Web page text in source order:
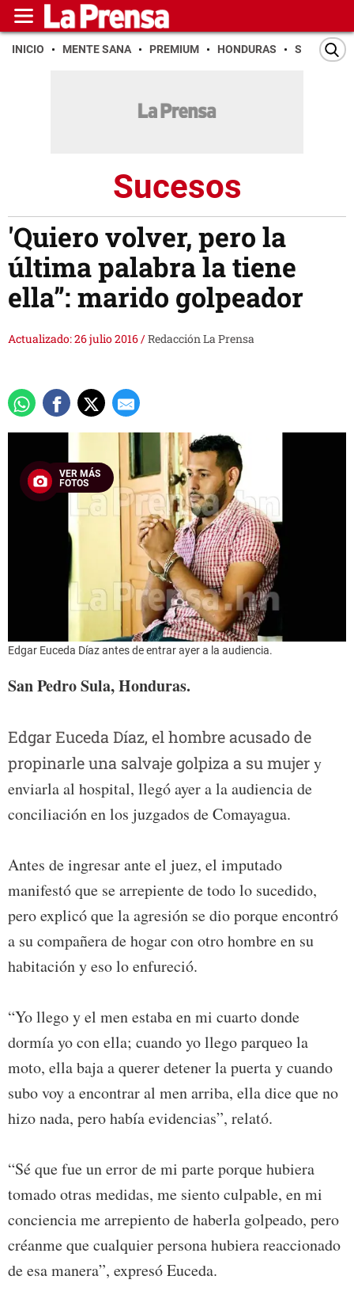
INICIO MENTE SANA PREMIUM HONDURAS SAN PEDRO
Sucesos
'Quiero volver, pero la
última palabra la tiene
ella”: marido golpeador
Actualizado: 26 julio 2016/Redacción La Prensa
VER MÁS
FOTOS
Edgar Euceda Díaz antes de entrar ayer a la audiencia.
San Pedro Sula, Honduras.
Edgar Euceda Díaz, el hombre acusado de
propinarle una salvaje golpiza a su mujery
enviarla al hospital, llegó ayer a la audiencia de
conciliación en los juzgados de Comayagua.
Antes de ingresar ante el juez, el imputado
manifestó que se arrepiente de todo lo sucedido,
pero explicó que la agresión se dio porque encontró
a su compañera de hogar con otro hombre en su
habitación y eso lo enfureció.
“Yo llego y el men estaba en mi cuarto donde
dormía yo con ella; cuando yo llego parqueo la
moto, ella baja a querer detener la puerta y cuando
subo voy a encontrar al men arriba, ella dice que no
hizo nada, pero había evidencias”, relató.
“Sé que fue un error de mi parte porque hubiera
tomado otras medidas, me siento culpable, en mi
conciencia me arrepiento de haberla golpeado, pero
créanme que cualquier persona hubiera reaccionado
de esa manera”, expresó Euceda.